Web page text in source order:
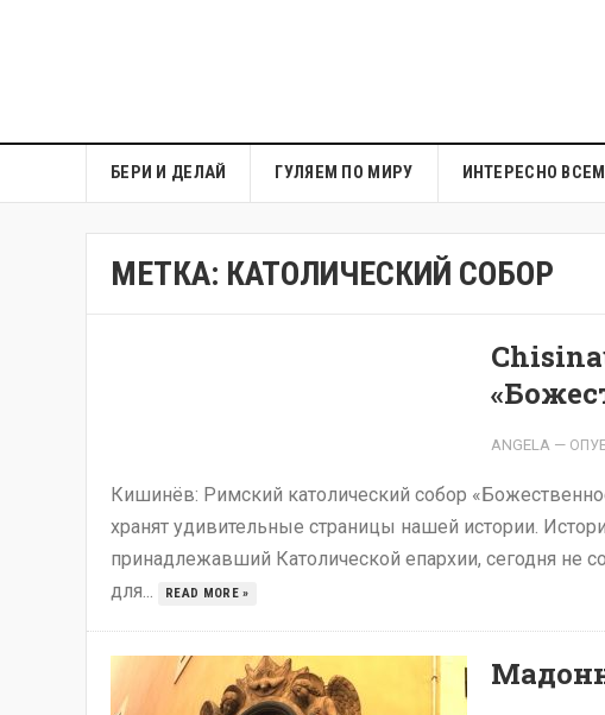
БЕРИ И ДЕЛАЙ ГУЛЯЕМ ПО МИРУ ИНТЕРЕСНО ВСЕМ
МЕТКА: КАТОЛИЧЕСКИЙ СОБОР
ANGELA —
Кишинёв: Римский католический собор
хранят удивительные страницы нашей истории.
принадлежавший Католической епархии, сегодня не
для...
READ MORE »